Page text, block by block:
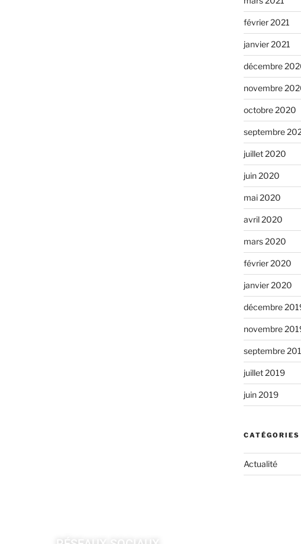
février 2021
janvier 2021
décembre
novembre
octobre 2020
septembre
juillet 2020
juin 2020
mai 2020
avril 2020
mars 2020
février 2020
janvier 2020
décembre
novembre
septembre
juillet 2019
juin 2019
CATÉGORIES
Actualité